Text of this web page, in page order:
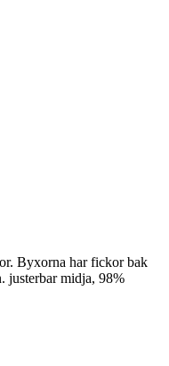
Byxorna har fickor bak
justerbar midja, 98%